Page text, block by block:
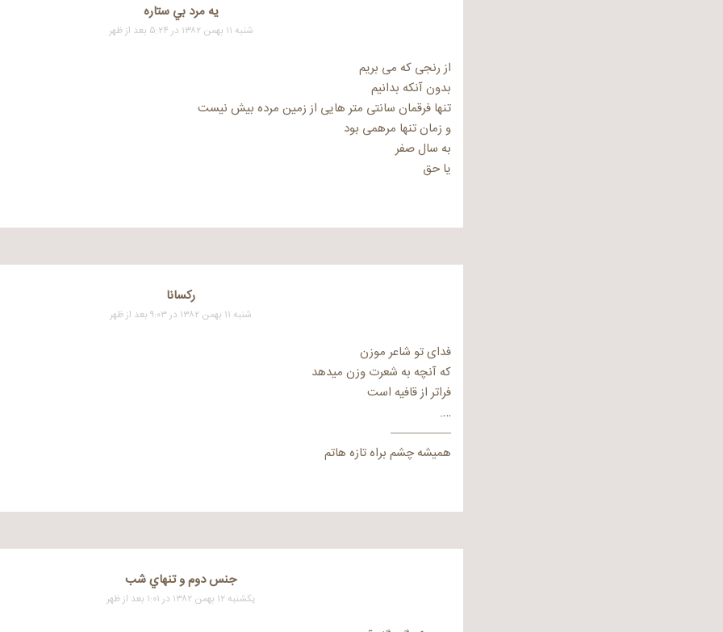
يه مرد بي ستاره
شنبه ۱۱ بهمن ۱۳۸۲ در ۵:۲۴ بعد از ظهر
از رنجی که می بریم
بدون آنکه بدانیم
تنها فرقمان سانتی متر هایی از زمین مرده بیش نیست
و زمان تنها مرهمی بود
به سال صفر
یا حق
رکسانا
شنبه ۱۱ بهمن ۱۳۸۲ در ۹:۰۳ بعد از ظهر
فدای تو شاعر موزن
که آنچه به شعرت وزن میدهد
فراتر از قافیه است
….
—————
همیشه چشم براه تازه هاتم
جنس دوم و تنهاي شب
یکشنبه ۱۲ بهمن ۱۳۸۲ در ۱:۰۱ بعد از ظهر